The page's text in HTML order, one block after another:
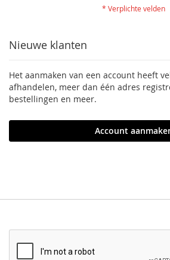
Nieuwe klanten
Het aanmaken van een account heeft
afhandelen, meer dan één adres
bestellingen en meer.
Account